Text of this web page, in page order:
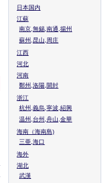
日本国内
江蘇
南京,無錫,南通,揚州
蘇州,昆山,周庄
江西
河北
河南
鄭州,洛陽,開封
浙江
杭州,義烏,寧波,紹興
温州,台州,舟山,金華
海南（海南島)
三亜,海口
海外
湖北
武漢